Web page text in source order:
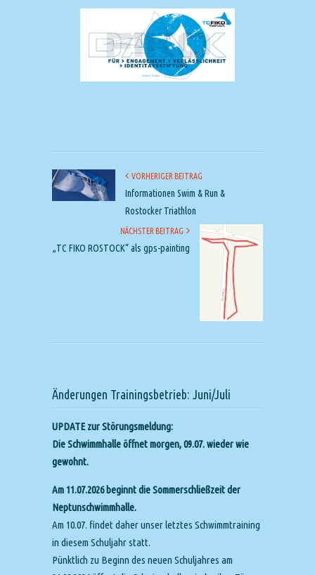
VORHERIGER BEITRAG
Informationen Swim & Run &
Rostocker Triathlon
NÄCHSTER BEITRAG
„TC FIKO ROSTOCK“ als gps-painting
Änderungen Trainingsbetrieb: Juni/Juli
UPDATE zur Störungsmeldung:
Die Schwimmhalle öffnet morgen, 09.07. wieder wie
gewohnt.
Am 11.07.2026 beginnt die Sommerschließzeit der
Neptunschwimmhalle.
Am 10.07. findet daher unser letztes Schwimmtraining
in diesem Schuljahr statt.
Pünktlich zu Beginn des neuen Schuljahres am